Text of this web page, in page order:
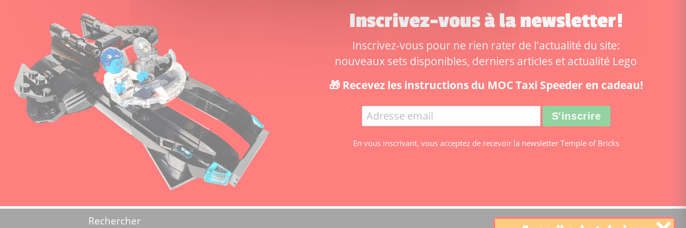
Inscrivez-vous à la newsletter!
Inscrivez-vous pour ne rien rater de l'actualité du site:
nouveaux sets disponibles, derniers articles et actualité Lego
🎁 Recevez les instructions du MOC Taxi Speeder en cadeau!
En vous inscrivant, vous acceptez de recevoir la newsletter Temple of Bricks
Rechercher